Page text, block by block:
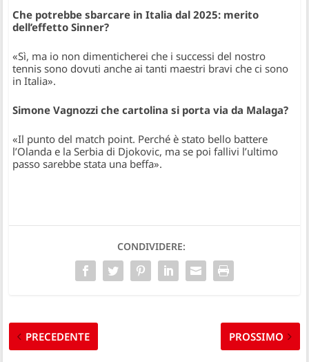
Che potrebbe sbarcare in Italia dal 2025: merito
dell’effetto Sinner?
«Sì, ma io non dimenticherei che i successi del nostro
tennis sono dovuti anche ai tanti maestri bravi che ci sono
in Italia».
Simone Vagnozzi che cartolina si porta via da Malaga?
«Il punto del match point. Perché è stato bello battere
l’Olanda e la Serbia di Djokovic, ma se poi fallivi l’ultimo
passo sarebbe stata una beffa».
CONDIVIDERE:
PRECEDENTE PROSSIMO